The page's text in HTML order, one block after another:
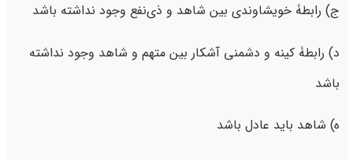
ج) رابطۀ خویشاوندی بین شاهد و ذی‌نفع وجود نداشته باشد
د) رابطۀ کینه و دشمنی آشکار بین متهم و شاهد وجود نداشته
باشد
ه) شاهد باید عادل باشد